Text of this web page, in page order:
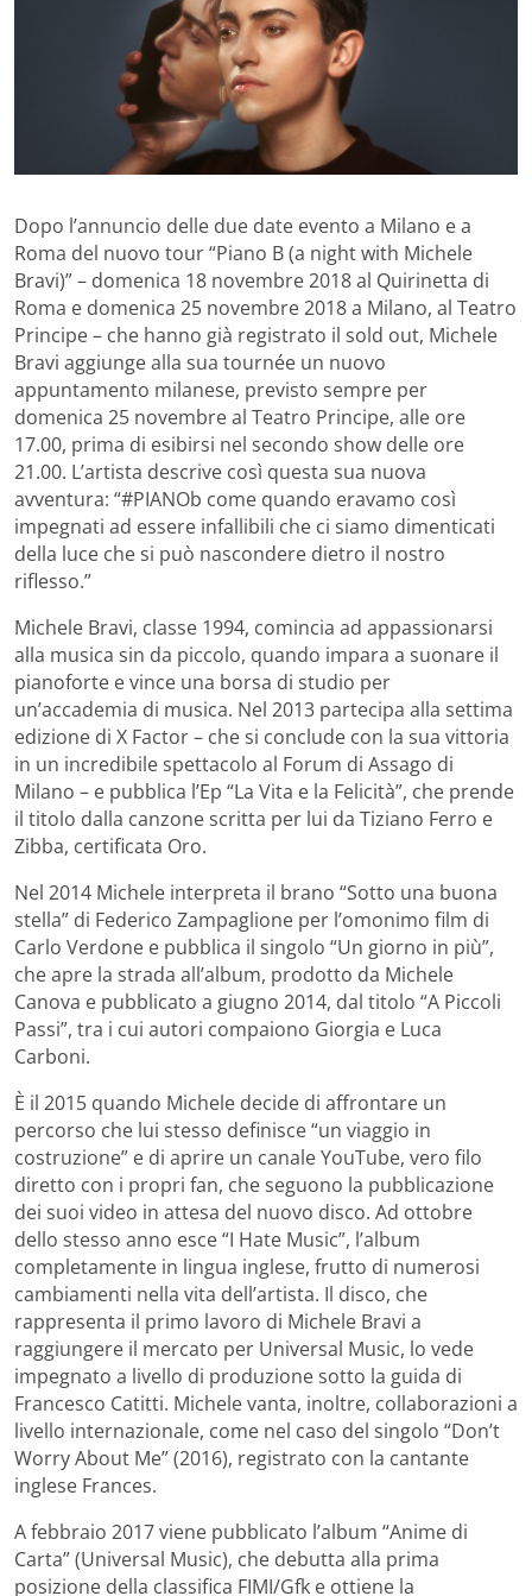
Dopo l’annuncio delle due date evento a Milano e a
Roma del nuovo tour “Piano B (a night with Michele
Bravi)” – domenica 18 novembre 2018 al Quirinetta di
Roma e domenica 25 novembre 2018 a Milano, al Teatro
Principe – che hanno già registrato il sold out, Michele
Bravi aggiunge alla sua tournée un nuovo
appuntamento milanese, previsto sempre per
domenica 25 novembre al Teatro Principe, alle ore
17.00, prima di esibirsi nel secondo show delle ore
21.00. L’artista descrive così questa sua nuova
avventura: “#PIANOb come quando eravamo così
impegnati ad essere infallibili che ci siamo dimenticati
della luce che si può nascondere dietro il nostro
riflesso.”
Michele Bravi, classe 1994, comincia ad appassionarsi
alla musica sin da piccolo, quando impara a suonare il
pianoforte e vince una borsa di studio per
un’accademia di musica. Nel 2013 partecipa alla settima
edizione di X Factor – che si conclude con la sua vittoria
in un incredibile spettacolo al Forum di Assago di
Milano – e pubblica l’Ep “La Vita e la Felicità”, che prende
il titolo dalla canzone scritta per lui da Tiziano Ferro e
Zibba, certificata Oro.
Nel 2014 Michele interpreta il brano “Sotto una buona
stella” di Federico Zampaglione per l’omonimo film di
Carlo Verdone e pubblica il singolo “Un giorno in più”,
che apre la strada all’album, prodotto da Michele
Canova e pubblicato a giugno 2014, dal titolo “A Piccoli
Passi”, tra i cui autori compaiono Giorgia e Luca
Carboni.
È il 2015 quando Michele decide di affrontare un
percorso che lui stesso definisce “un viaggio in
costruzione” e di aprire un canale YouTube, vero filo
diretto con i propri fan, che seguono la pubblicazione
dei suoi video in attesa del nuovo disco. Ad ottobre
dello stesso anno esce “I Hate Music”, l’album
completamente in lingua inglese, frutto di numerosi
cambiamenti nella vita dell’artista. Il disco, che
rappresenta il primo lavoro di Michele Bravi a
raggiungere il mercato per Universal Music, lo vede
impegnato a livello di produzione sotto la guida di
Francesco Catitti. Michele vanta, inoltre, collaborazioni a
livello internazionale, come nel caso del singolo “Don’t
Worry About Me” (2016), registrato con la cantante
inglese Frances.
A febbraio 2017 viene pubblicato l’album “Anime di
Carta” (Universal Music), che debutta alla prima
posizione della classifica FIMI/Gfk e ottiene la